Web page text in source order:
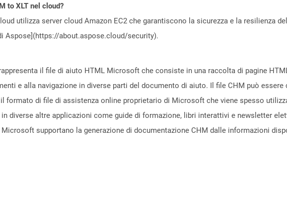
to XLT nel cloud?
utilizza server cloud Amazon EC2 che garantiscono la sicurezza e la resilienza
Aspose](https://about.aspose.cloud/security).
il file di aiuto HTML Microsoft che consiste in una raccolta di pagine
e alla navigazione in diverse parti del documento di aiuto. Il file CHM può
formato di file di assistenza online proprietario di Microsoft che viene spesso
diverse altre applicazioni come guide di formazione, libri interattivi e newsletter
supportano la generazione di documentazione CHM dalle informazioni